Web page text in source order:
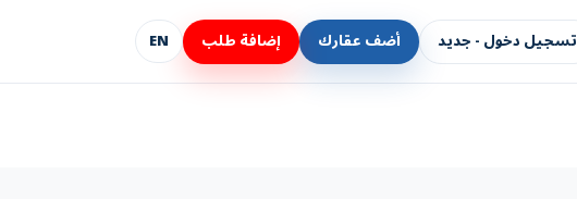
تسجيل دخول - جديد أضف عقارك إضافة طلب EN